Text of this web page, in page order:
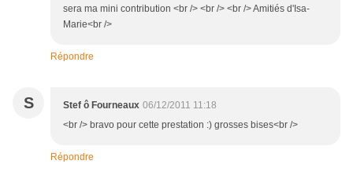
sera ma mini contribution <br /> <br /> <br /> Amitiés d'Isa-
Marie<br />
Répondre
S Stef ô Fourneaux 06/12/2011 11:18
<br /> bravo pour cette prestation :) grosses bises<br />
Répondre